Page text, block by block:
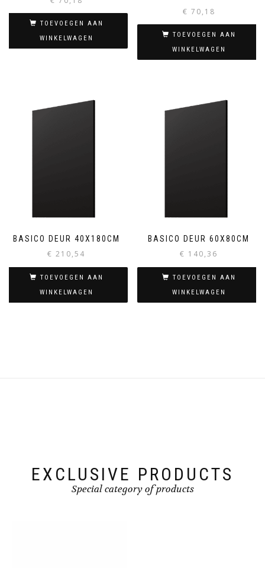
TOEVOEGEN AAN
WINKELWAGEN
€ 70,18
TOEVOEGEN AAN
WINKELWAGEN
BASICO DEUR 40X180CM
€ 210,54
TOEVOEGEN AAN
WINKELWAGEN
BASICO DEUR 60X80CM
€ 140,36
TOEVOEGEN AAN
WINKELWAGEN
EXCLUSIVE PRODUCTS
Special category of products